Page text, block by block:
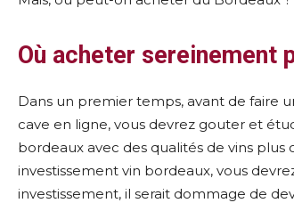
Où acheter sereinement
Dans un premier temps, avant de faire
cave en ligne, vous devrez gouter et
bordeaux avec des qualités de vins
investissement vin bordeaux, vous
investissement, il serait dommage de